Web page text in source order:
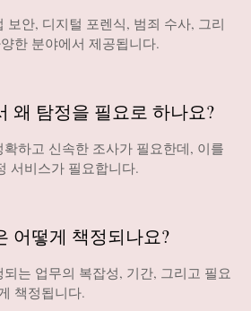
보안, 디지털 포렌식, 범죄 수사, 그리
한 분야에서 제공됩니다.
왜 탐정을 필요로 하나요?
하고 신속한 조사가 필요한데, 이를
서비스가 필요합니다.
어떻게 책정되나요?
는 업무의 복잡성, 기간, 그리고 필요
책정됩니다.